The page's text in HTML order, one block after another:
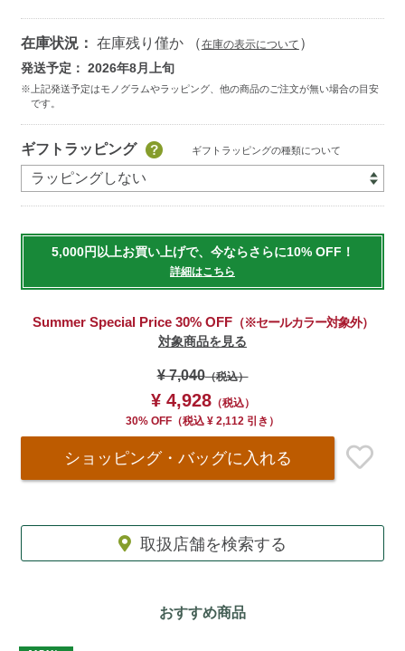
在庫状況： 在庫残り僅か （在庫の表示について ）
発送予定： 2026年8月上旬
to
cart
ギフトラッピング ギフトラッピングの種類について
5,000円以上お買い上げで、今ならさらに10% OFF！
詳細はこちら
Summer Special Price 30% OFF（※セールカラー対象外）
対象商品を見る
¥ 7,040（税込）
¥ 4,928（税込）
30% OFF （税込 ¥ 2,112 引き）
ショッピング・バッグに入れる
取扱店舗を検索する
おすすめ商品